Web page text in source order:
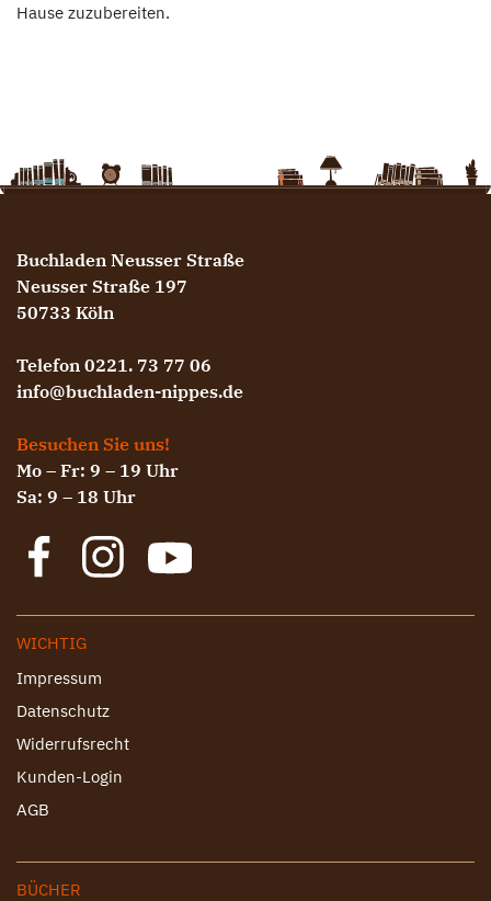
Hause zuzubereiten.
Buchladen Neusser Straße
Neusser Straße 197
50733 Köln
Telefon 0221. 73 77 06
info@buchladen-nippes.de
Besuchen Sie uns!
Mo – Fr: 9 – 19 Uhr
Sa: 9 – 18 Uhr
WICHTIG
Impressum
Datenschutz
Widerrufsrecht
Kunden-Login
AGB
BÜCHER